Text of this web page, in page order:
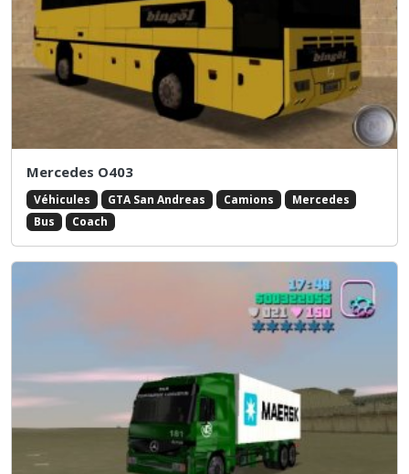
Mercedes O403
Véhicules GTA San Andreas Camions
Mercedes
Bus
Coach